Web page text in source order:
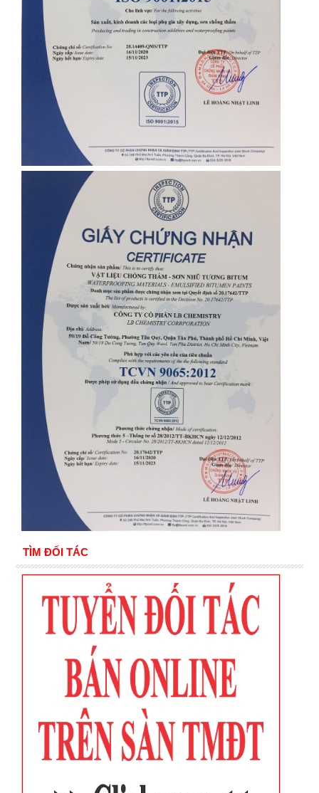
TÌM ĐỐI TÁC